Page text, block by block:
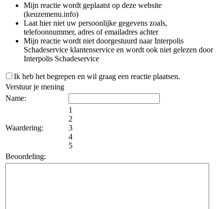
Mijn reactie wordt geplaatst op deze website
(keuzemenu.info)
Laat hier niet uw persoonlijke gegevens zoals,
telefoonnummer, adres of emailadres achter
Mijn reactie wordt niet doorgestuurd naar Interpolis
Schadeservice klantenservice en wordt ook niet gelezen door
Interpolis Schadeservice
Ik heb het begrepen en wil graag een reactie plaatsen.
Verstuur je mening
Name:
Waardering:
1
2
3
4
5
Beoordeling: